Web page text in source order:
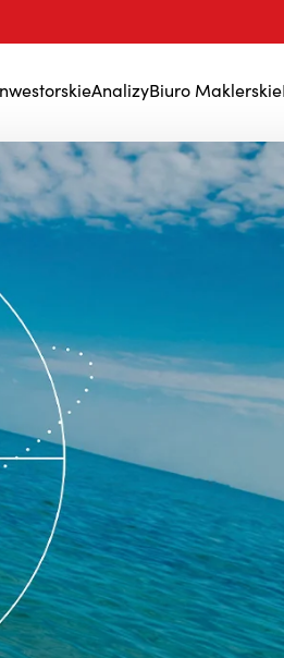
AnalizyBiuro Maklerskie